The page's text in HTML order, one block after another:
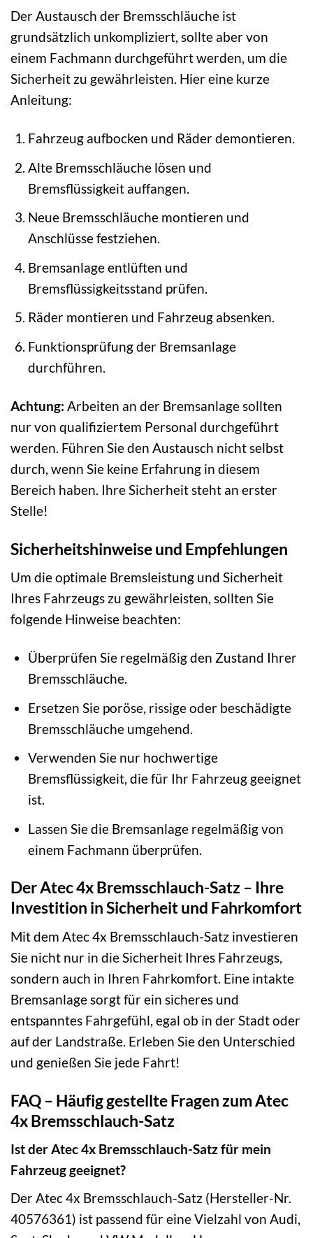
Der Austausch der Bremsschläuche ist
grundsätzlich unkompliziert, sollte aber von
einem Fachmann durchgeführt werden, um die
Sicherheit zu gewährleisten. Hier eine kurze
Anleitung:
Fahrzeug aufbocken und Räder demontieren.
Alte Bremsschläuche lösen und
Bremsflüssigkeit auffangen.
Neue Bremsschläuche montieren und
Anschlüsse festziehen.
Bremsanlage entlüften und
Bremsflüssigkeitsstand prüfen.
Räder montieren und Fahrzeug absenken.
Funktionsprüfung der Bremsanlage
durchführen.
Achtung: Arbeiten an der Bremsanlage sollten
nur von qualifiziertem Personal durchgeführt
werden. Führen Sie den Austausch nicht selbst
durch, wenn Sie keine Erfahrung in diesem
Bereich haben. Ihre Sicherheit steht an erster
Stelle!
Sicherheitshinweise und Empfehlungen
Um die optimale Bremsleistung und Sicherheit
Ihres Fahrzeugs zu gewährleisten, sollten Sie
folgende Hinweise beachten:
Überprüfen Sie regelmäßig den Zustand Ihrer
Bremsschläuche.
Ersetzen Sie poröse, rissige oder beschädigte
Bremsschläuche umgehend.
Verwenden Sie nur hochwertige
Bremsflüssigkeit, die für Ihr Fahrzeug geeignet
ist.
Lassen Sie die Bremsanlage regelmäßig von
einem Fachmann überprüfen.
Der Atec 4x Bremsschlauch-Satz – Ihre
Investition in Sicherheit und Fahrkomfort
Mit dem Atec 4x Bremsschlauch-Satz investieren
Sie nicht nur in die Sicherheit Ihres Fahrzeugs,
sondern auch in Ihren Fahrkomfort. Eine intakte
Bremsanlage sorgt für ein sicheres und
entspanntes Fahrgefühl, egal ob in der Stadt oder
auf der Landstraße. Erleben Sie den Unterschied
und genießen Sie jede Fahrt!
FAQ – Häufig gestellte Fragen zum Atec
4x Bremsschlauch-Satz
Ist der Atec 4x Bremsschlauch-Satz für mein
Fahrzeug geeignet?
Der Atec 4x Bremsschlauch-Satz (Hersteller-Nr.
40576361) ist passend für eine Vielzahl von Audi,